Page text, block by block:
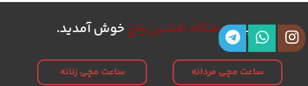
بهفروشگاه افشین واچخوش آمدید.
ساعت مچی مردانه ساعت مچی زنانه